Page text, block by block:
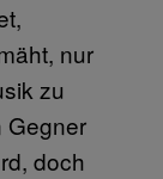
nur
zu
Gegner
doch